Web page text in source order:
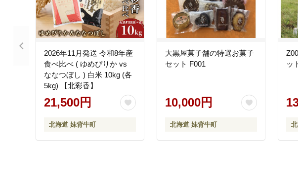
2026年11月発送 令和8年産
食べ比べ ( ゆめぴりか vs
ななつぼし ) 白米 10kg (各
5kg) 【北彩香】
21,500円
北海道 妹背牛町
大黒屋菓子舗の特選お菓子
セット F001
10,000円
北海道 妹背牛町
ッ